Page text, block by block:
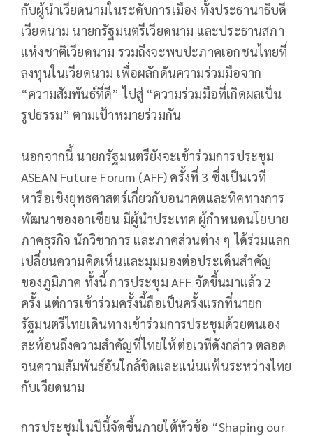
กับผู้นำเวียดนามในระดับการเมือง ทั้งประธานาธิบดี
เวียดนาม นายกรัฐมนตรีเวียดนาม และประธานสภา
แห่งชาติเวียดนาม รวมถึงจะพบปะภาคเอกชนไทยที่
ลงทุนในเวียดนาม เพื่อผลักดันความร่วมมือจาก
“ความสัมพันธ์ที่ดี” ไปสู่ “ความร่วมมือที่เกิดผลเป็น
รูปธรรม” ตามเป้าหมายร่วมกัน
นอกจากนี้ นายกรัฐมนตรียังจะเข้าร่วมการประชุม
ASEAN Future Forum (AFF) ครั้งที่ 3 ซึ่งเป็นเวที
หารือเชิงยุทธศาสตร์เกี่ยวกับอนาคตและทิศทางการ
พัฒนาของอาเซียน มีผู้นำประเทศ ผู้กำหนดนโยบาย
ภาคธุรกิจ นักวิชาการ และภาคส่วนต่าง ๆ ได้ร่วมแลก
เปลี่ยนความคิดเห็นและมุมมองต่อประเด็นสำคัญ
ของภูมิภาค ทั้งนี้ การประชุม AFF จัดขึ้นมาแล้ว 2
ครั้ง แต่การเข้าร่วมครั้งนี้ถือเป็นครั้งแรกที่นายก
รัฐมนตรีไทยเดินทางเข้าร่วมการประชุมด้วยตนเอง
สะท้อนถึงความสำคัญที่ไทยให้ต่อเวทีดังกล่าว ตลอด
จนความสัมพันธ์อันใกล้ชิดและแน่นแฟ้นระหว่างไทย
กับเวียดนาม
การประชุมในปีนี้จัดขึ้นภายใต้หัวข้อ “Shaping our